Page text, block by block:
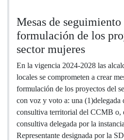
Mesas de seguimiento
formulación de los
sector mujeres
En la vigencia 2024-2028 las
locales se comprometen a crear
formulación de los proyectos del
con voz y voto a: una
consultiva territorial del CCMB o,
consultiva delegada por la
Representante designada por la